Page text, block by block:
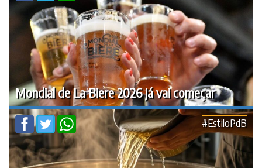
Mondial de La Biere 2026 já vai começar
#EstiloPdB